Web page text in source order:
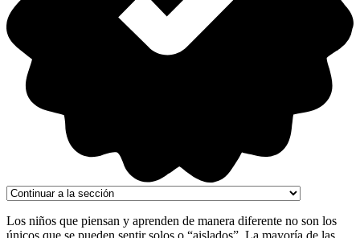
Los niños que piensan y aprenden de manera diferente no son los
únicos que se pueden sentir solos o “aislados”. La mayoría de las